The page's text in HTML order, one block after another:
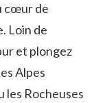
cœur de
Loin ⁣de
et plongez
Alpes‌
les​ Rocheuses‌